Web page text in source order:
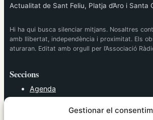
Gestionar el
Actualitat de Sant Feliu, Platja d’Aro i Santa
Hi ha qui busca silenciar mitjans. Nosaltres
amb llibertat, independència i proximitat. Els
aturaran. Editat amb orgull per l’Associació
Seccions
Agenda
Cultura